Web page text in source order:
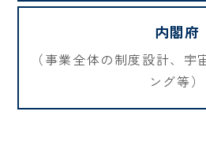
内閣府
（事業全体の制度設計、宇
ング等）